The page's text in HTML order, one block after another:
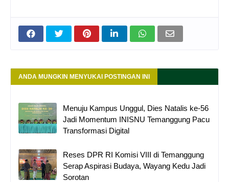
ANDA MUNGKIN MENYUKAI POSTINGAN INI
Menuju Kampus Unggul, Dies Natalis ke-56
Jadi Momentum INISNU Temanggung Pacu
Transformasi Digital
Reses DPR RI Komisi VIII di Temanggung
Serap Aspirasi Budaya, Wayang Kedu Jadi
Sorotan